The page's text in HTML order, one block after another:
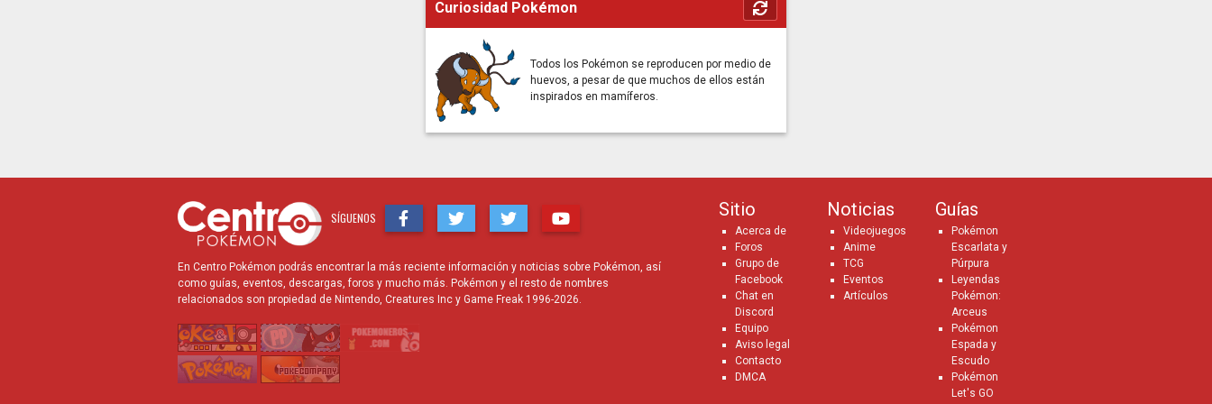
Curiosidad Pokémon
Todos los Pokémon se reproducen por medio de
huevos, a pesar de que muchos de ellos están
inspirados en mamíferos.
SÍGUENOS
En Centro Pokémon podrás encontrar la más reciente información y noticias sobre Pokémon, así
como guías, eventos, descargas, foros y mucho más. Pokémon y el resto de nombres
relacionados son propiedad de Nintendo, Creatures Inc y Game Freak 1996-2026.
Sitio
Acerca de
Foros
Grupo de
Facebook
Chat en
Discord
Equipo
Aviso legal
Contacto
DMCA
Noticias
Videojuegos
Anime
TCG
Eventos
Artículos
Guías
Pokémon
Escarlata y
Púrpura
Leyendas
Pokémon:
Arceus
Pokémon
Espada y
Escudo
Pokémon
Let's GO